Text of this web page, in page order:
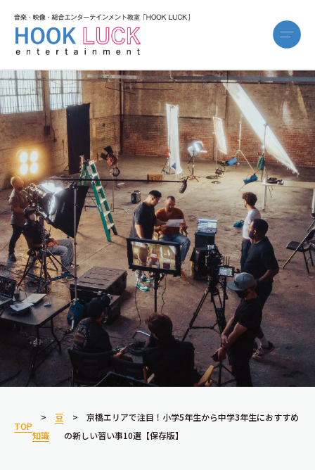
TOP
豆
知識
京橋エリアで注目！小学5年生から中学3年生におすすめ
の新しい習い事10選【保存版】